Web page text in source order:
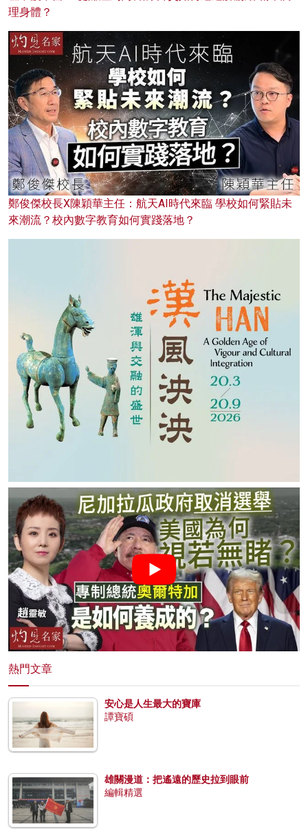
理身體？
鄭俊傑校長X陳穎華主任：航天AI時代來臨 學校如何緊貼未
來潮流？校內數字教育如何實踐落地？
熱門文章
安心是人生最大的寶庫
譚寶碩
雄關漫道：把遙遠的歷史拉到眼前
編輯精選